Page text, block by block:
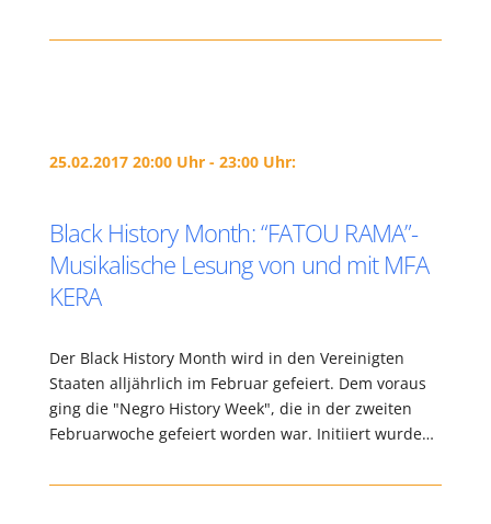
25.02.2017 20:00 Uhr - 23:00 Uhr:
Black History Month: “FATOU RAMA”-
Musikalische Lesung von und mit MFA
KERA
Der Black History Month wird in den Vereinigten
Staaten alljährlich im Februar gefeiert. Dem voraus
ging die "Negro History Week", die in der zweiten
Februarwoche gefeiert worden war. Initiiert wurde…